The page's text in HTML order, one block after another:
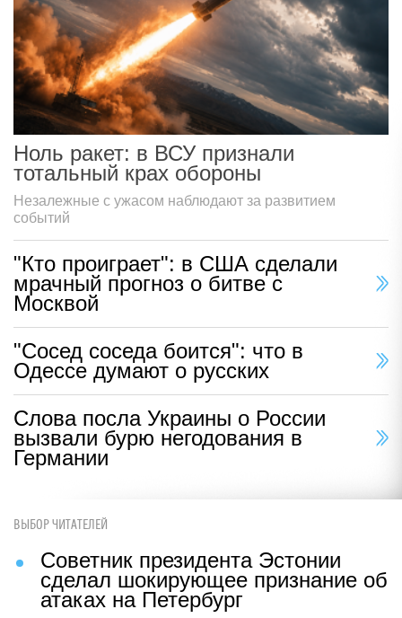
Ноль ракет: в ВСУ признали
тотальный крах обороны
Незалежные с ужасом наблюдают за развитием
событий
"Кто проиграет": в США сделали
мрачный прогноз о битве с
Москвой
"Сосед соседа боится": что в
Одессе думают о русских
Слова посла Украины о России
вызвали бурю негодования в
Германии
ВЫБОР ЧИТАТЕЛЕЙ
Советник президента Эстонии
сделал шокирующее признание об
атаках на Петербург